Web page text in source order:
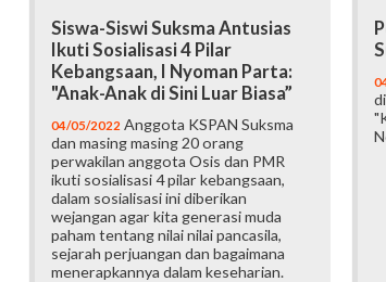
Siswa-Siswi Suksma Antusias
Ikuti Sosialisasi 4 Pilar
Kebangsaan, I Nyoman Parta:
"Anak-Anak di Sini Luar Biasa”
04/05/2022 Anggota KSPAN Suksma
dan masing masing 20 orang
perwakilan anggota Osis dan PMR
ikuti sosialisasi 4 pilar kebangsaan,
dalam sosialisasi ini diberikan
wejangan agar kita generasi muda
paham tentang nilai nilai pancasila,
sejarah perjuangan dan bagaimana
menerapkannya dalam keseharian.